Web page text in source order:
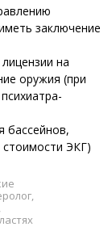
заключение
на
оружия (при
бассейнов,
стоимости ЭКГ)